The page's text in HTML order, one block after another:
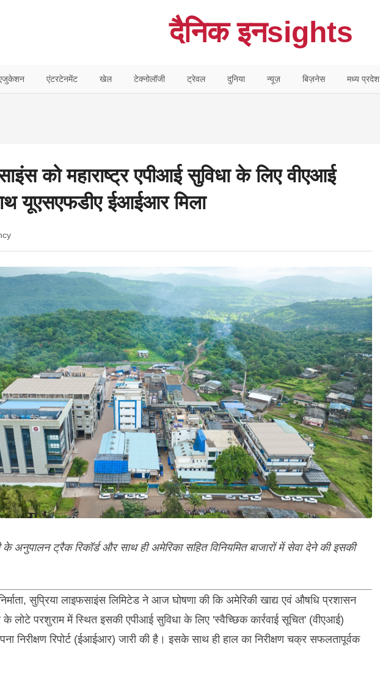
दैनिक इनsights
एंटरटेनमेंट खेल टेक्नोलॉजी ट्रेवल दुनिया न्यूज़ बिज़नेस मध्य प्रदेश
को महाराष्ट्र एपीआई सुविधा के लिए वीएआई
यूएसएफडीए ईआईआर मिला
के अनुपालन ट्रैक रिकॉर्ड और साथ ही अमेरिका सहित विनियमित बाजारों में सेवा देने की इसकी
सुप्रिया लाइफसाइंस लिमिटेड ने आज घोषणा की कि अमेरिकी खाद्य एवं औषधि प्रशासन
के लोटे परशुराम में स्थित इसकी एपीआई सुविधा के लिए 'स्वैच्छिक कार्रवाई सूचित' (वीएआई)
निरीक्षण रिपोर्ट (ईआईआर) जारी की है। इसके साथ ही हाल का निरीक्षण चक्र सफलतापूर्वक